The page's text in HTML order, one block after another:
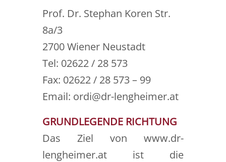
Prof. Dr. Stephan Koren Str.
8a/3
2700 Wiener Neustadt
Tel: 02622 / 28 573
Fax: 02622 / 28 573 – 99
Email: ordi@dr-lengheimer.at
GRUNDLEGENDE RICHTUNG
Das Ziel von www.dr-
lengheimer.at ist die